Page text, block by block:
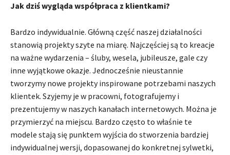
Jak dziś wygląda współpraca z klientkami?
Bardzo indywidualnie. Główną część naszej działalności
stanowią projekty szyte na miarę. Najczęściej są to kreacje
na ważne wydarzenia – śluby, wesela, jubileusze, gale czy
inne wyjątkowe okazje. Jednocześnie nieustannie
tworzymy nowe projekty inspirowane potrzebami naszych
klientek. Szyjemy je w pracowni, fotografujemy i
prezentujemy w naszych kanałach internetowych. Można je
przymierzyć na miejscu. Bardzo często to właśnie te
modele stają się punktem wyjścia do stworzenia bardziej
indywidualnej wersji, dopasowanej do konkretnej sylwetki,